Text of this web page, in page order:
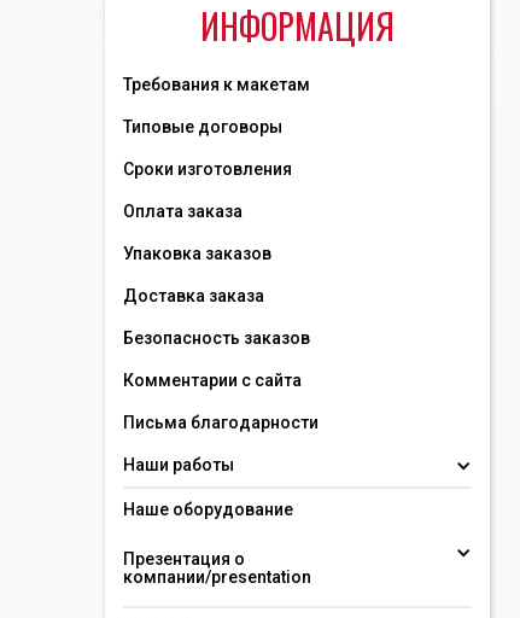
ИНФОРМАЦИЯ
Требования к макетам
Типовые договоры
Сроки изготовления
Оплата заказа
Упаковка заказов
Доставка заказа
Безопасность заказов
Комментарии с сайта
Письма благодарности
Наши работы
Наше оборудование
Презентация о
компании/presentation